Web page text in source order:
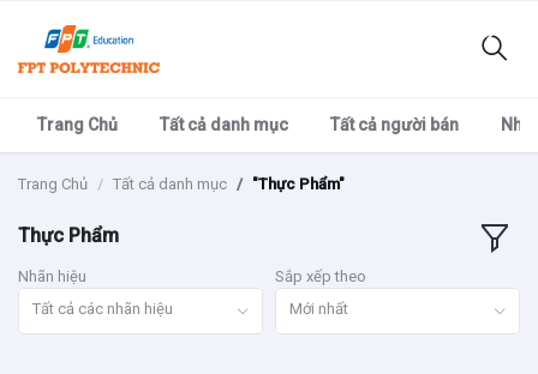
Trang Chủ Tất cả danh mục Tất cả người bán
Trang Chủ Tất cả danh mục "Thực Phẩm"
Thực Phẩm
Nhãn hiệu
Tất cả các nhãn hiệu
Sắp xếp theo
Mới nhất